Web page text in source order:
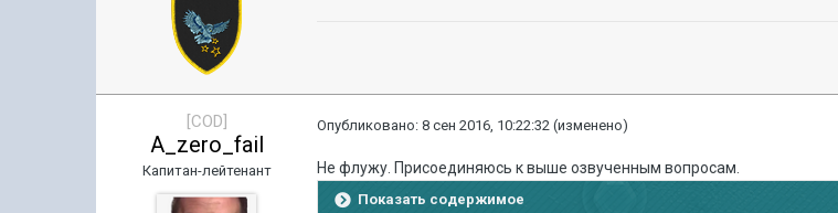
[COD]
A_zero_fail
Капитан-лейтенант
Опубликовано:8 сен 2016, 10:22:32 (изменено)
Не флужу. Присоединяюсь к выше озвученным вопросам.
Показать содержимое